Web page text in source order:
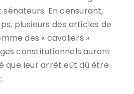
En censurant,
plusieurs des articles de
des « cavaliers »
constitutionnels auront
que leur arrêt eût dû être